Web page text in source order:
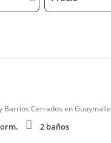
Barrios Cerrados en
2 baños